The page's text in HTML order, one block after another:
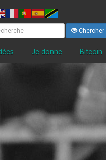
Chercher
Je donne Bitcoin